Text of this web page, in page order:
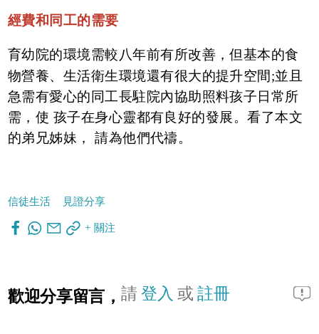
經費和同工的需要
育幼院的環境需較八年前有所改善，但基本的食
物營養、生活衛生環境還有很大的提升空間;並且
急需有愛心的同工長駐院內協助照料孩子日常所
需，使 孩子在身心靈都有良好的發展。看了本文
的弟兄姊妹， 請為他們代禱。
信徒生活 見證分享
+ 關注
歡迎分享留言， 請登入 或註冊